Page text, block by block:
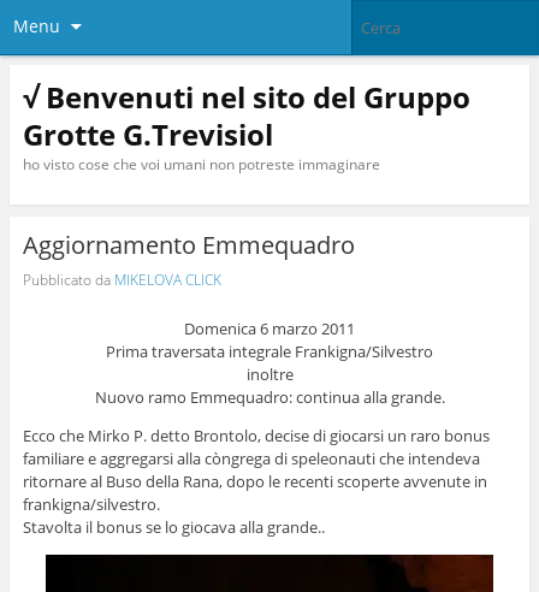
Menu
√ Benvenuti nel sito del Gruppo
Grotte G.Trevisiol
ho visto cose che voi umani non potreste immaginare
Aggiornamento Emmequadro
Pubblicato da MIKELOVA CLICK
Domenica 6 marzo 2011
Prima traversata integrale Frankigna/Silvestro
inoltre
Nuovo ramo Emmequadro: continua alla grande.
Ecco che Mirko P. detto Brontolo, decise di giocarsi un raro bonus
familiare eaggregarsi alla còngrega di speleonauti che intendeva
ritornare al Buso della Rana, dopo le recenti scoperte avvenute in
frankigna/silvestro.
Stavolta il bonus se lo giocava alla grande..